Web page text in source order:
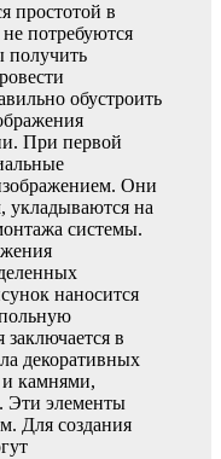
простотой в
потребуются
получить
обустроить
При первой
Они
укладываются на
системы.
наносится
заключается в
декоративных
и камнями,
Эти элементы
Для создания